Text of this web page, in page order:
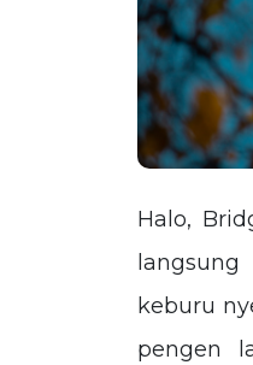
Halo,
keburu
pengen